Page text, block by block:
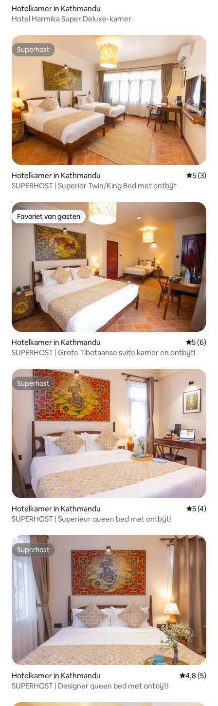
Hotelkamer in Kathmandu
Hotel Harmika Super Deluxe-kamer
Superhost
Superhost
Hotelkamer in Kathmandu
5 (3)
SUPERHOST | Superior Twin/King Bed met ontbijt
Favoriet van gasten
Favoriet van gasten
Hotelkamer in Kathmandu
5 (6)
SUPERHOST | Grote Tibetaanse suite kamer en ontbijt!
Superhost
Superhost
Hotelkamer in Kathmandu
5 (4)
SUPERHOST | Superieur queen bed met ontbijt!
Superhost
Superhost
Hotelkamer in Kathmandu
4,8 (5)
SUPERHOST | Designer queen bed met ontbijt!